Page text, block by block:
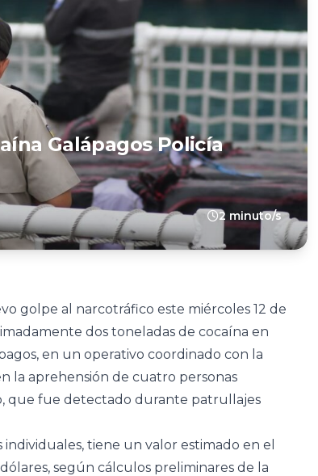
Galápagos Policía
2 minuto/s
golpe al narcotráfico este miércoles 12 de
dos toneladas de cocaína en
en un operativo coordinado con la
la aprehensión de cuatro personas
que fue detectado durante patrullajes
tiene un valor estimado en el
según cálculos preliminares de la